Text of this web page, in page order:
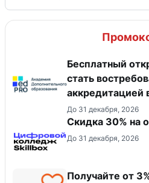
Бесплатный
стать
аккредитацией
До 31 декабря, 2026
Скидка 30% на
До 31 декабря, 2026
Получайте от